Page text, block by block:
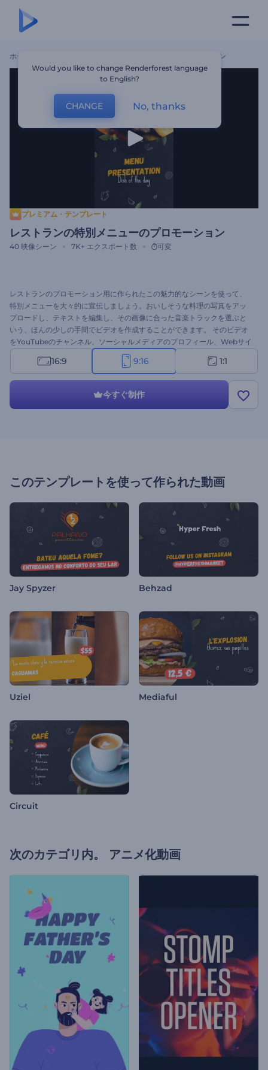
ホーム レストランの特別メニューのプロモーション
プレミアム・テンプレート
レストランの特別メニューのプロモーション
40 映像シーン 7K+ エクスポート数 可変
レストランのプロモーション用に作られたこの魅力的なシーンを使って、
特別メニューを大々的に宣伝しましょう。おいしそうな料理の写真をアッ
プロードし、テキストを編集し、その画像に合った音楽トラックを選ぶと
いう、ほんの少しの手間でビデオを作成することができます。 そのビデオ
をYouTubeのチャンネル、ソーシャルメディアのプロフィール、Webサイ
ト、その他、さまざまなことに使いましょう。
16:9 9:16 1:1
今すぐ制作
このテンプレートを使って作られた動画
Jay Spyzer Behzad
Uziel Mediaful
Circuit
次のカテゴリ内。 アニメ化動画
Would you like to change Renderforest language
to English?
CHANGE No, thanks